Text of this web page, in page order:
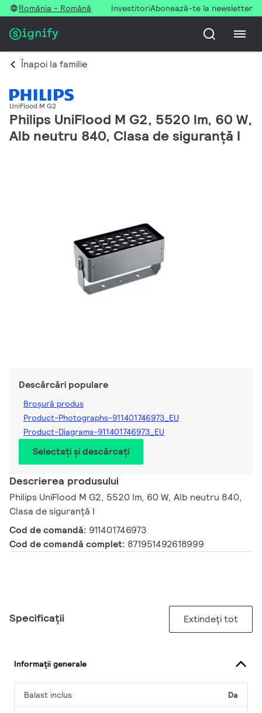
România - Română InvestitoriAbonează-te la newsletter
Înapoi la familie
UniFlood M G2
Philips UniFlood M G2, 5520 lm, 60 W,
Alb neutru 840, Clasa de siguranță I
Descărcări populare
Broșură produs
Product-Photographs-911401746973_EU
Product-Diagrams-911401746973_EU
Selectați și descărcați
Descrierea produsului
Philips UniFlood M G2, 5520 lm, 60 W, Alb neutru 840,
Clasa de siguranță I
Cod de comandă: 911401746973
Cod de comandă complet: 871951492618999
Specificații Extindeți tot
Informații generale
Balast inclus Da